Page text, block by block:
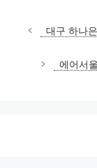
대구 하나
에어서